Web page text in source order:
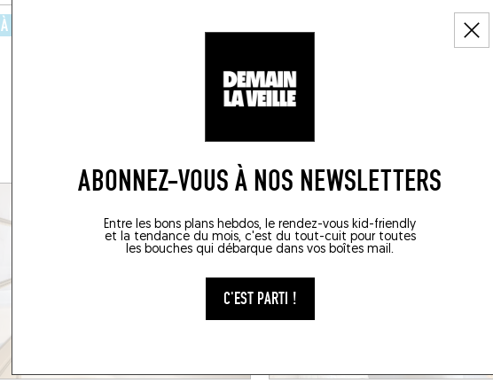
ABONNEZ-VOUS À NOS NEWSLETTERS
Entre les bons plans hebdos, le rendez-vous kid-friendly
et la tendance du mois, c'est du tout-cuit pour toutes
les bouches qui débarque dans vos boîtes mail.
C'EST PARTI !
À LA CAMPAGNE
MAS LES VIGNES
Génolhac
Génolhac (30450)